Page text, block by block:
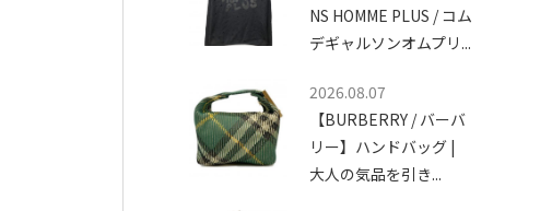
NS HOMME PLUS / コム
デギャルソンオムプリ...
2026.08.07
【BURBERRY / バーバ
リー】ハンドバッグ |
大人の気品を引き...